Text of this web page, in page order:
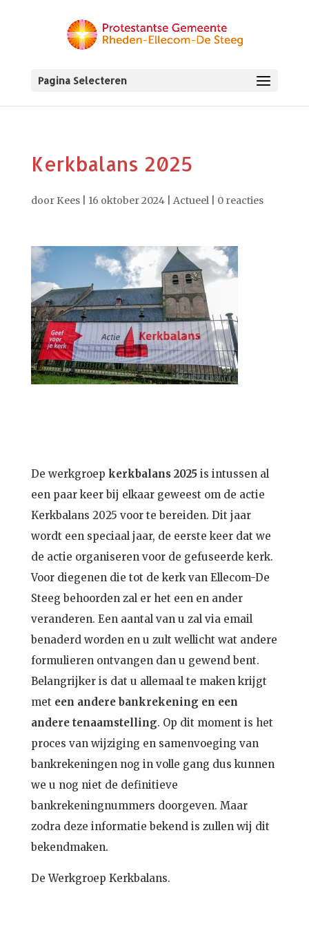
Pagina Selecteren
Kerkbalans 2025
door Kees| 16 oktober 2024| Actueel| 0 reacties
De werkgroep kerkbalans 2025 is intussen al
een paar keer bij elkaar geweest om de actie
Kerkbalans 2025 voor te bereiden. Dit jaar
wordt een speciaal jaar, de eerste keer dat we
de actie organiseren voor de gefuseerde kerk.
Voor diegenen die tot de kerk van Ellecom-De
Steeg behoorden zal er het een en ander
veranderen. Een aantal van u zal via email
benaderd worden en u zult wellicht wat andere
formulieren ontvangen dan u gewend bent.
Belangrijker is dat u allemaal te maken krijgt
met een andere bankrekening en een
andere tenaamstelling. Op dit moment is het
proces van wijziging en samenvoeging van
bankrekeningen nog in volle gang dus kunnen
we u nog niet de definitieve
bankrekeningnummers doorgeven. Maar
zodra deze informatie bekend is zullen wij dit
bekendmaken.
De Werkgroep Kerkbalans.